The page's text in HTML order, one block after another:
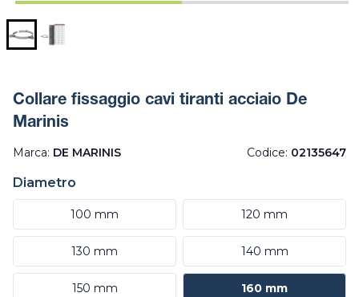
Collare fissaggio cavi tiranti acciaio De
Marinis
Marca: DE MARINIS Codice: 02135647
Diametro
100 mm 120 mm
130 mm 140 mm
150 mm 160 mm